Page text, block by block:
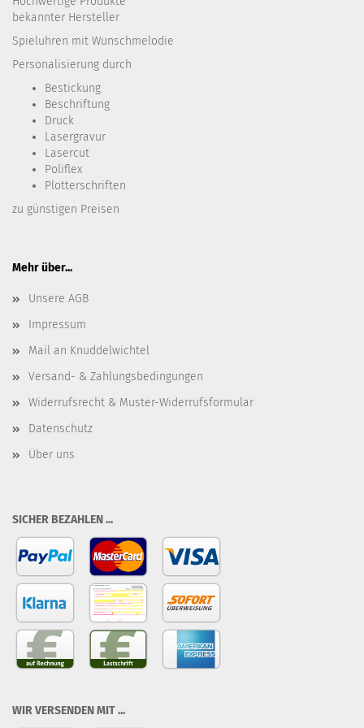
bekannter Hersteller
Spieluhren mit Wunschmelodie
Personalisierung durch
Bestickung​
Beschriftung
Druck
Lasergravur
Lasercut
Poliflex
Plotterschriften
zu günstigen Preisen
Mehr über...
Unsere AGB
Impressum
Mail an Knuddelwichtel
Versand- & Zahlungsbedingungen
Widerrufsrecht & Muster-Widerrufsformular
Datenschutz
Über uns
SICHER BEZAHLEN ...
WIR VERSENDEN MIT ...